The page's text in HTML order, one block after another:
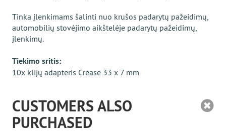
Tinka įlenkimams šalinti nuo krušos padarytų pažeidimų,
automobilių stovėjimo aikštelėje padarytų pažeidimų,
įlenkimų.
Tiekimo sritis:
10x klijų adapteris Crease 33 x 7 mm
CUSTOMERS ALSO
PURCHASED